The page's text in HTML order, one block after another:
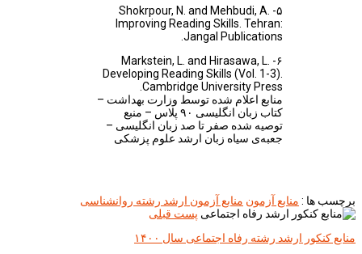
۵- Shokrpour, N. and Mehbudi, A.
Improving Reading Skills. Tehran:
Jangal Publications.
۶- Markstein, L. and Hirasawa, L.
Developing Reading Skills (Vol. 1-3).
Cambridge University Press.
منابع اعلام شده توسط وزارت بهداشت –
کتاب زبان انگلیسی ۹۰ پلاس – منبع
توصیه شده صفر تا صد زبان انگلیسی –
جعبه‌ی سیاه زبان ارشد علوم پزشکی
برچسب ها : منابع آزمون منابع آزمون ارشد رشته روانشناسی
پست قبلی
منابع کنکور ارشد رشته رفاه اجتماعی سال ۱۴۰۰